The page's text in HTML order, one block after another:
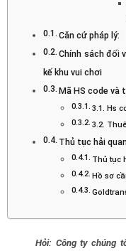
Căn cứ pháp lý:
Chính sách đối
kế khu vui chơi
Mã HS code và
3.1. Hs
3.2.
Thủ tục hải
Thủ tục
Hồ sơ
Hỏi: Công ty chúng